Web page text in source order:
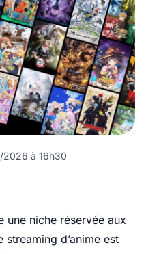
à 16h30
une niche réservée aux
streaming d’anime est